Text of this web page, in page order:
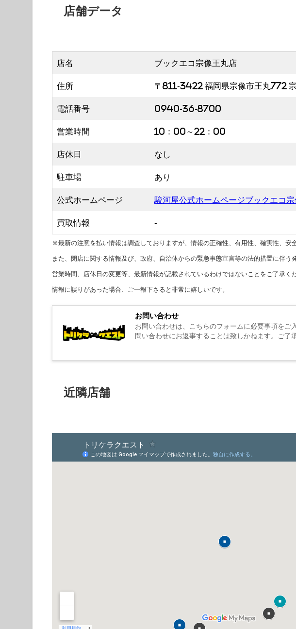
店舗データ
店名 ブックエコ宗像王丸店
住所 〒811-3422 福岡県宗像市王丸772
電話番号 0940-36-8700
営業時間 10：00～22：00
店休日 なし
駐車場 あり
公式ホームページ 駿河屋公式ホームページブックエコ
買取情報 -
※最新の注意を払い情報は調査しておりますが、情報の正確性、有用性、確実性、安
また、閉店に関する情報及び、政府、自治体からの緊急事態宣言等の法的措置に伴う
営業時間、店休日の変更等、最新情報が記載されているわけではないことをご了承く
情報に誤りがあった場合、ご一報下さると非常に嬉しいです。
お問い合わせ
お問い合わせは、こちらのフォームに必要事項をご
問い合わせにお返事することは致しかねます。ご了
近隣店舗